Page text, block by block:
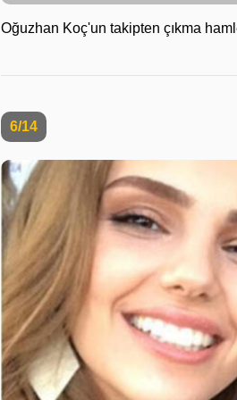
Oğuzhan Koç'un takipten çıkma
6/14